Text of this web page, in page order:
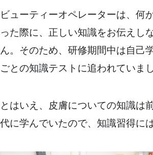
ビューティーオペレーターは、何
った際に、正しい知識をお伝えし
ん。そのため、研修期間中は自己
ごとの知識テストに追われていま
とはいえ、皮膚についての知識は
代に学んでいたので、知識習得に